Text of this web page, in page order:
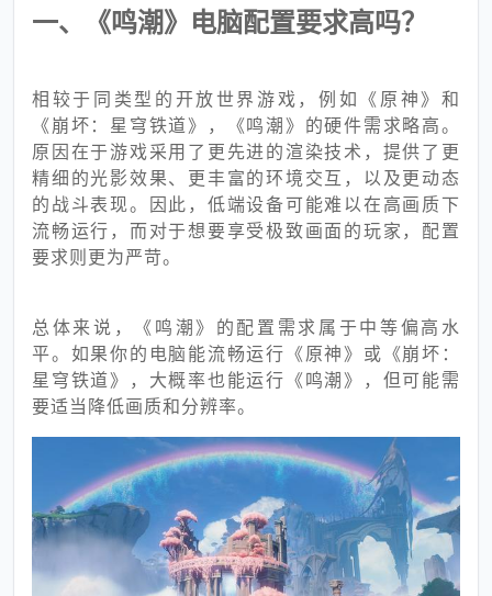
一、《鸣潮》电脑配置要求高吗？
相较于同类型的开放世界游戏，例如《原神》和
《崩坏：星穹铁道》，《鸣潮》的硬件需求略高。
原因在于游戏采用了更先进的渲染技术，提供了更
精细的光影效果、更丰富的环境交互，以及更动态
的战斗表现。因此，低端设备可能难以在高画质下
流畅运行，而对于想要享受极致画面的玩家，配置
要求则更为严苛。
总体来说，《鸣潮》的配置需求属于中等偏高水
平。如果你的电脑能流畅运行《原神》或《崩坏：
星穹铁道》，大概率也能运行《鸣潮》，但可能需
要适当降低画质和分辨率。